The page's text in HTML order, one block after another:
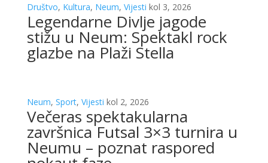
Društvo, Kultura, Neum, Vijesti kol 3, 2026
Legendarne Divlje jagode
stižu u Neum: Spektakl rock
glazbe na Plaži Stella
Neum, Sport, Vijesti kol 2, 2026
Večeras spektakularna
završnica Futsal 3×3 turnira u
Neumu – poznat raspored